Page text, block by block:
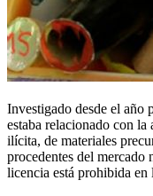
Investigado desde el año
estaba relacionado con
ilícita, de materiales
procedentes del mercado
licencia está prohibida